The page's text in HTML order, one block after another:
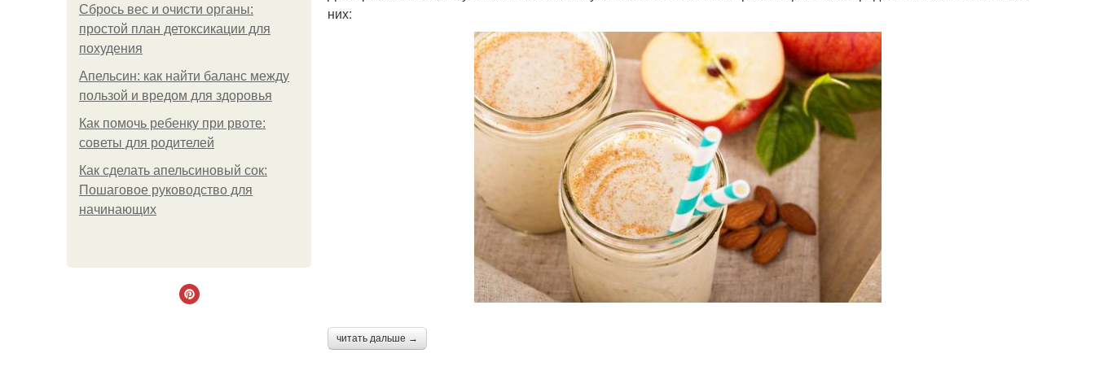
Сбрось вес и очисти органы:
простой план детоксикации для
похудения
Апельсин: как найти баланс между
пользой и вредом для здоровья
Как помочь ребенку при рвоте:
советы для родителей
Как сделать апельсиновый сок:
Пошаговое руководство для
начинающих
них:
читать дальше →